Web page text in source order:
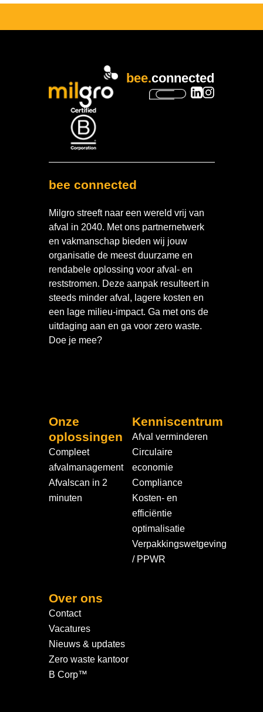
bee.connected
bee connected
Milgro streeft naar een wereld vrij van
afval in 2040. Met ons partnernetwerk
en vakmanschap bieden wij jouw
organisatie de meest duurzame en
rendabele oplossing voor afval- en
reststromen. Deze aanpak resulteert in
steeds minder afval, lagere kosten en
een lage milieu-impact. Ga met ons de
uitdaging aan en ga voor zero waste.
Doe je mee?
Onze
oplossingen
Compleet
afvalmanagement
Afvalscan in 2
minuten
Kenniscentrum
Afval verminderen
Circulaire
economie
Compliance
Kosten- en
efficiëntie
optimalisatie
Verpakkingswetgeving
/ PPWR
Over ons
Contact
Vacatures
Nieuws & updates
Zero waste kantoor
B Corp™